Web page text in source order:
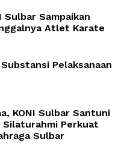
Sulbar Sampaikan
Atlet Karate
Pelaksanaan
KONI Sulbar Santuni
Perkuat
Sulbar